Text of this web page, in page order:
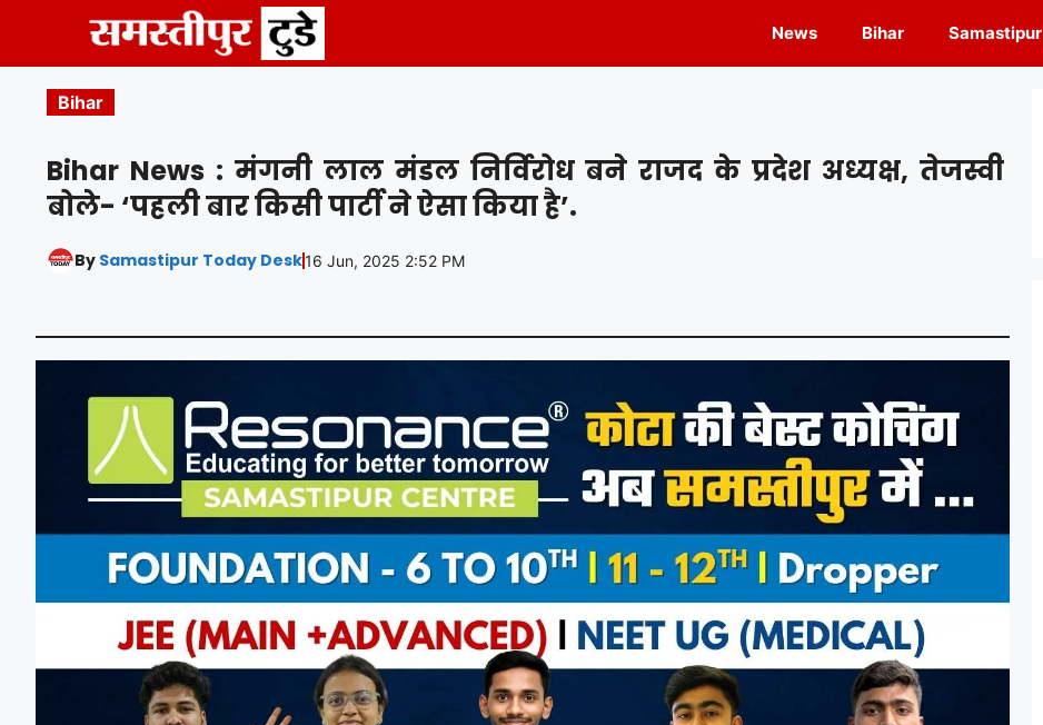
content
News Bihar Samastipur
Bihar
Bihar News : मंगनी लाल मंडल निर्विरोध बने राजद के प्रदेश अध्यक्ष, तेजस्वी
बोले- ‘पहली बार किसी पार्टी ने ऐसा किया है’.
By Samastipur Today Desk16 Jun, 2025 2:52 PM